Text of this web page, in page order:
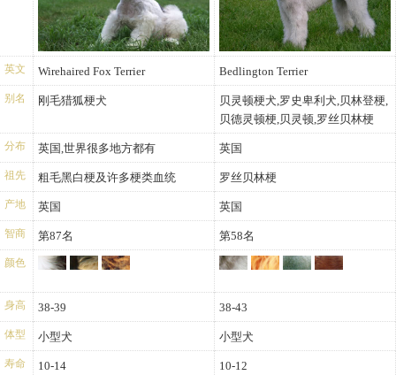
英文 Wirehaired Fox Terrier Bedlington Terrier
别名 刚毛猎狐梗犬
贝灵顿梗犬,罗史卑利犬,贝林登梗,
贝德灵顿梗,贝灵顿,罗丝贝林梗
分布 英国,世界很多地方都有 英国
祖先 粗毛黑白梗及许多梗类血统 罗丝贝林梗
产地 英国 英国
智商 第87名 第58名
颜色
身高 38-39 38-43
体型 小型犬 小型犬
寿命 10-14 10-12